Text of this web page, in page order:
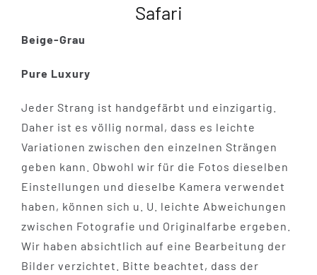
Safari
Beige-Grau
Pure Luxury
Jeder Strang ist handgefärbt und einzigartig.
Daher ist es völlig normal, dass es leichte
Variationen zwischen den einzelnen Strängen
geben kann. Obwohl wir für die Fotos dieselben
Einstellungen und dieselbe Kamera verwendet
haben, können sich u. U. leichte Abweichungen
zwischen Fotografie und Originalfarbe ergeben.
Wir haben absichtlich auf eine Bearbeitung der
Bilder verzichtet. Bitte beachtet, dass der